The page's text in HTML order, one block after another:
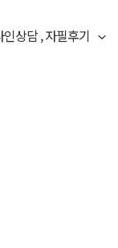
인상담 , 자필후기